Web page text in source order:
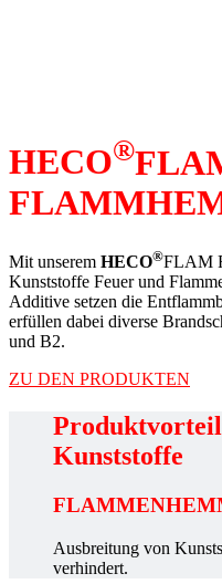
HECO®
Mit unserem HECO®FLAM
Kunststoffe Feuer und
Additive setzen die
erfüllen dabei diverse
und B2.
ZU DEN PRODUKTEN
Kunststoffe
Ausbreitung von
verhindert.